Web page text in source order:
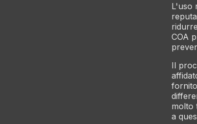
L'uso
COA
Il
molto
a